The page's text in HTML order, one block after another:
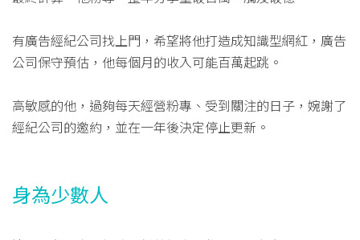
有廣告經紀公司找上門，希望將他打造成知識型網紅，廣告
公司保守預估，他每個月的收入可能百萬起跳。
高敏感的他，過夠每天經營粉專、受到關注的日子，婉謝了
經紀公司的邀約，並在一年後決定停止更新。
身為少數人